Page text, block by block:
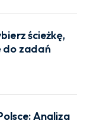
ścieżkę,
do zadań
Analiza